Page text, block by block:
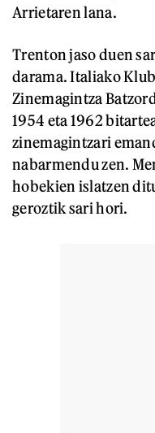
Arrietaren lana.
Trenton jaso duen
darama. Italiako
Zinemagintza
1954 eta 1962
zinemagintzari
nabarmendu zen.
hobekien islatzen
geroztik sari hori.